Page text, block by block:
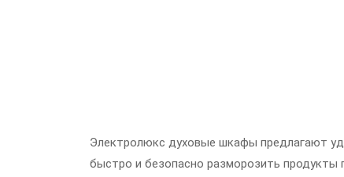
Электролюкс духовые шкафы предлагают
быстро и безопасно разморозить